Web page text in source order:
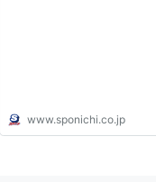
www.sponichi.co.jp